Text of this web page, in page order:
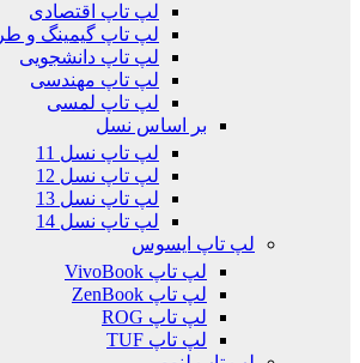
لپ تاپ اقتصادی
لپ تاپ گیمینگ و
لپ تاپ دانشجویی
لپ تاپ مهندسی
لپ تاپ لمسی
بر اساس نسل
لپ تاپ نسل 11
لپ تاپ نسل 12
لپ تاپ نسل 13
لپ تاپ نسل 14
لپ تاپ ایسوس
لپ تاپ VivoBook
لپ تاپ ZenBook
لپ تاپ ROG
لپ تاپ TUF